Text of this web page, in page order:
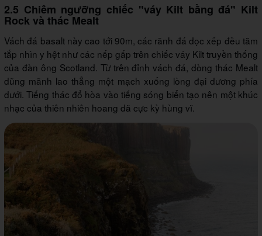
2.5 Chiêm ngưỡng chiếc "váy Kilt bằng đá" Kilt
Rock và thác Mealt
Vách đá basalt này cao tới 90m, các rãnh đá dọc xếp đều tăm
tắp nhìn y hệt như các nếp gấp trên chiếc váy Kilt truyền thống
của đàn ông Scotland. Từ trên đỉnh vách đá, dòng thác Mealt
dũng mãnh lao thẳng một mạch xuống lòng đại dương phía
dưới. Tiếng thác đổ hòa vào tiếng sóng biển tạo nên một khúc
nhạc của thiên nhiên hoang dã cực kỳ hùng vĩ.